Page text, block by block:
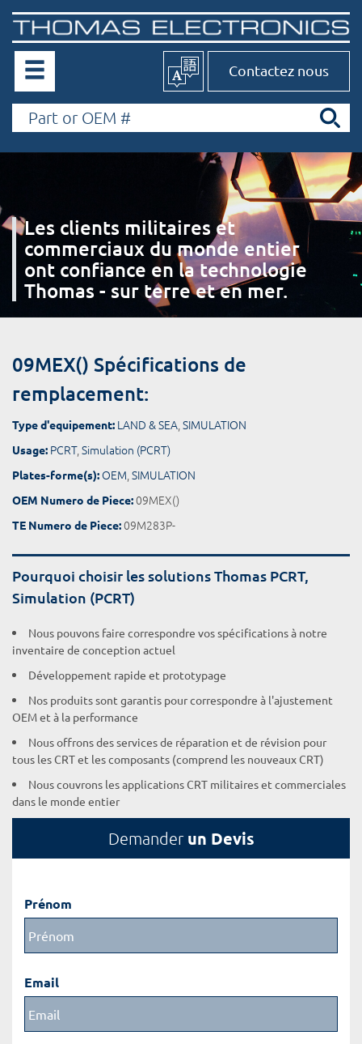
Contactez nous
Les clients militaires et
commerciaux du monde entier
ont confiance en la technologie
Thomas - sur terre et en mer.
09MEX() Spécifications de
remplacement:
Type d'equipement: LAND & SEA,SIMULATION
Usage: PCRT,Simulation (PCRT)
Plates-forme(s): OEM,SIMULATION
OEM Numero de Piece:09MEX()
TE Numero de Piece:09M283P-
Pourquoi choisir les solutions Thomas PCRT,
Simulation (PCRT)
Nous pouvons faire correspondre vos spécifications à notre
inventaire de conception actuel
Développement rapide et prototypage
Nos produits sont garantis pour correspondre à l'ajustement
OEM et à la performance
Nous offrons des services de réparation et de révision pour
tous les CRT et les composants (comprend les nouveaux CRT)
Nous couvrons les applications CRT militaires et commerciales
dans le monde entier
Demander un Devis
Prénom
Email